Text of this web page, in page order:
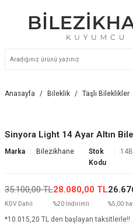
Anasayfa Bileklik Taşlı Bileklikler
Sinyora Light 14 Ayar Altın
Marka Bilezikhane
Stok
Kodu
35.100,00 TL
KDV Dahil
28.080,00 TL
%20 İndirimli %5,00
*10.015,20 TL den başlayan taksitlerle!!